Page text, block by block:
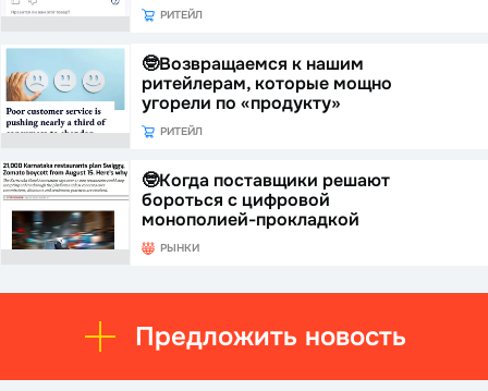
РИТЕЙЛ
🤓Возвращаемся к нашим
ритейлерам, которые мощно
угорели по «продукту»
РИТЕЙЛ
🤓Когда поставщики решают
бороться с цифровой
монополией-прокладкой
РЫНКИ
Предложить новость